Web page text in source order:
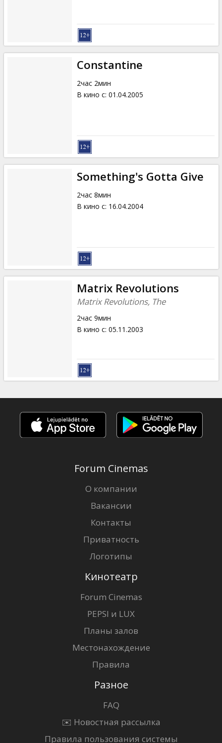
Constantine
2час 2мин
В кино с: 01.04.2005
Something's Gotta Give
2час 8мин
В кино с: 16.04.2004
Matrix Revolutions
Matrix Revolutions, The
2час 9мин
В кино с: 05.11.2003
Forum Cinemas
О компании
Вакансии
Контакты
Приватность
Логотипы
Кинотеатр
Forum Cinemas
PEPSI и LUX
Планы залов
Местонахождение
Правила
Разное
FAQ
✉️ Новостная рассылка
Правила пользования системы